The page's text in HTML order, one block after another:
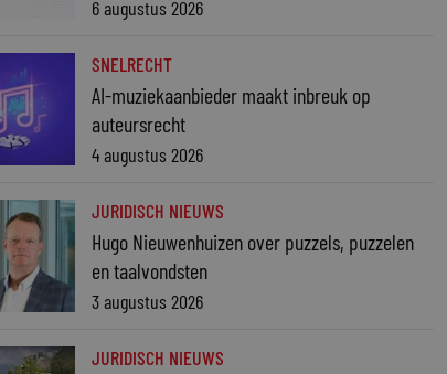
6 augustus 2026
SNELRECHT
AI-muziekaanbieder maakt inbreuk op
auteursrecht
4 augustus 2026
JURIDISCH NIEUWS
Hugo Nieuwenhuizen over puzzels, puzzelen
en taalvondsten
3 augustus 2026
JURIDISCH NIEUWS